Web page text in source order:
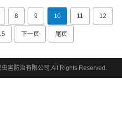
8 9 10 11 12
下一页 尾页
害防治有限公司 All Rights Reserved.